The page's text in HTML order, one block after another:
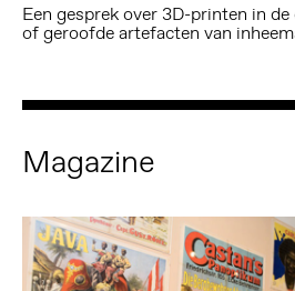
Een gesprek over 3D-printen in
of geroofde artefacten van
Magazine